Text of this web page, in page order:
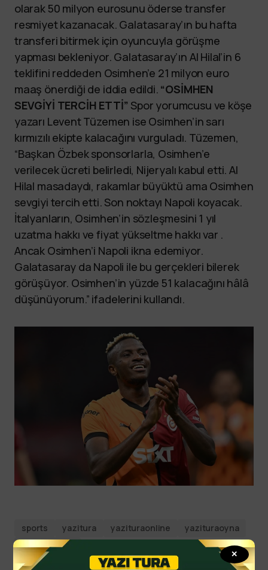
✕
olarak 50 milyon eurosunu öderse transfer
resmiyet kazanacak. Galatasaray’ın bu hafta
transferi bitirmek için oyuncuyla görüşme
yapması bekleniyor. Galatasaray’ın Al Hilal’in 6
teklifini reddeden Osimhen’e 21 milyon euro
maaş önerdiği de iddia edildi. “OSİMHEN
SEVGİYİ TERCİH ETTİ” Spor yorumcusu ve köşe
yazarı Levent Tüzemen ise Osimhen’in sarı
kırmızılı ekipte kalacağını vurguladı. Tüzemen,
“Başkan Özbek sponsorlarla, Osimhen’e
verilecek ücreti belirledi, Nijeryalı kabul etti. Al
Hilal masadaydı, rakamlar büyüktü ama Osimhen
sevgiyi tercih etti. Son noktayı Napoli koyacak.
İtalyanların, Osimhen’in sözleşmesini 1 yıl
uzatma hakkı ve fiyat yükseltme hakkı var .
Ancak Osimhen’i Napoli ikna edemiyor.
Galatasaray da Napoli ile bu gerçekleri bilerek
görüşüyor. Osimhen’in yüzde 51 kalacağını hâlâ
düşünüyorum.” ifadelerini kullandı.
sports yazitura yazituraonline
yazituraoyna
yazituraspor